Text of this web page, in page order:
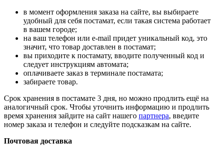
в момент оформления заказа на сайте, вы выбираете
удобный для себя постамат, если такая система работает
в вашем городе;
на ваш телефон или e-mail придет уникальный код, это
значит, что товар доставлен в постамат;
вы приходите к постамату, вводите полученный код и
следует инструкциям автомата;
оплачиваете заказ в терминале постамата;
забираете товар.
Срок хранения в постамате 3 дня, но можно продлить ещё на
аналогичный срок. Чтобы уточнить информацию и продлить
время хранения зайдите на сайт нашего партнера, введите
номер заказа и телефон и следуйте подсказкам на сайте.
Почтовая доставка